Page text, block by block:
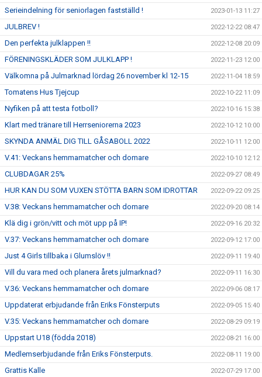
Serieindelning för seniorlagen fastställd ! 2023-01-13 11:27
JULBREV ! 2022-12-22 08:47
Den perfekta julklappen !! 2022-12-08 20:09
FÖRENINGSKLÄDER SOM JULKLAPP ! 2022-11-23 12:00
Välkomna på Julmarknad lördag 26 november kl 12-15 2022-11-04 18:59
Tomatens Hus Tjejcup 2022-10-22 11:09
Nyfiken på att testa fotboll? 2022-10-16 15:38
Klart med tränare till Herrseniorerna 2023 2022-10-12 10:00
SKYNDA ANMÄL DIG TILL GÅSABOLL 2022 2022-10-11 12:00
V.41: Veckans hemmamatcher och domare 2022-10-10 12:12
CLUBDAGAR 25% 2022-09-27 08:49
HUR KAN DU SOM VUXEN STÖTTA BARN SOM IDROTTAR 2022-09-22 09:25
V.38: Veckans hemmamatcher och domare 2022-09-20 08:14
Klä dig i grön/vitt och möt upp på IP! 2022-09-16 20:32
V.37: Veckans hemmamatcher och domare 2022-09-12 17:00
Just 4 Girls tillbaka i Glumslöv !! 2022-09-11 19:40
Vill du vara med och planera årets julmarknad? 2022-09-11 16:30
V.36: Veckans hemmamatcher och domare 2022-09-06 08:17
Uppdaterat erbjudande från Eriks Fönsterputs 2022-09-05 15:40
V.35: Veckans hemmamatcher och domare 2022-08-29 09:19
Uppstart U18 (födda 2018) 2022-08-21 16:00
Medlemserbjudande från Eriks Fönsterputs. 2022-08-11 19:00
Grattis Kalle 2022-07-29 17:00